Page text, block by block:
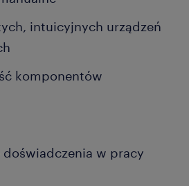
intuicyjnych urządzeń
komponentów
w pracy